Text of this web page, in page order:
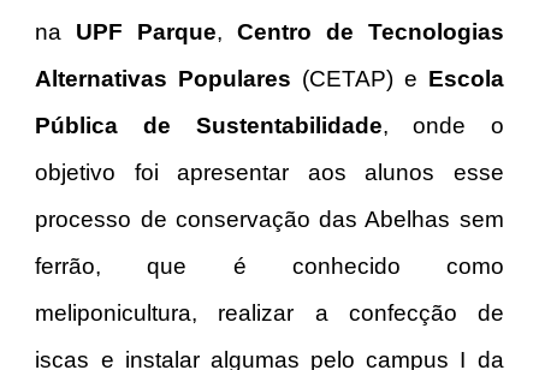
na UPF Parque, Centro de Tecnologias
Alternativas Populares (CETAP) e Escola
Pública de Sustentabilidade, onde o
objetivo foi apresentar aos alunos esse
processo de conservação das Abelhas sem
ferrão, que é conhecido como
meliponicultura, realizar a confecção de
iscas e instalar algumas pelo campus I da